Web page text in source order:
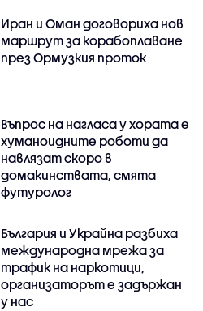
Иран и Оман договориха нов
маршрут за корабоплаване
през Ормузкия проток
Въпрос на нагласа у хората е
хуманоидните роботи да
навлязат скоро в
домакинствата, смята
футуролог
България и Украйна разбиха
международна мрежа за
трафик на наркотици,
организаторът е задържан
у нас